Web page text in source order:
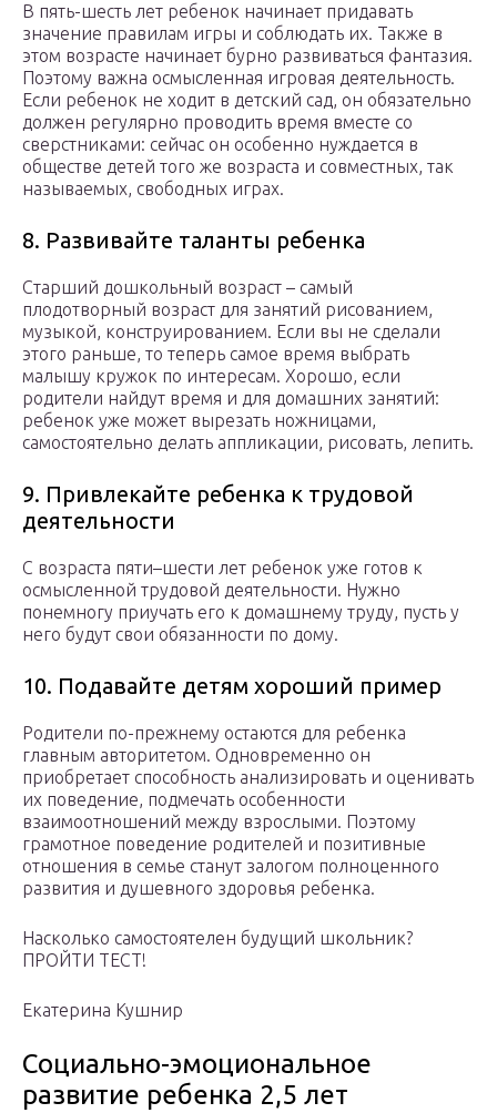
В пять-шесть лет ребенок начинает придавать
значение правилам игры и соблюдать их. Также в
этом возрасте начинает бурно развиваться фантазия.
Поэтому важна осмысленная игровая деятельность.
Если ребенок не ходит в детский сад, он обязательно
должен регулярно проводить время вместе со
сверстниками: сейчас он особенно нуждается в
обществе детей того же возраста и совместных, так
называемых, свободных играх.
8. Развивайте таланты ребенка
Старший дошкольный возраст – самый
плодотворный возраст для занятий рисованием,
музыкой, конструированием. Если вы не сделали
этого раньше, то теперь самое время выбрать
малышу кружок по интересам. Хорошо, если
родители найдут время и для домашних занятий:
ребенок уже может вырезать ножницами,
самостоятельно делать аппликации, рисовать, лепить.
9. Привлекайте ребенка к трудовой
деятельности
С возраста пяти–шести лет ребенок уже готов к
осмысленной трудовой деятельности. Нужно
понемногу приучать его к домашнему труду, пусть у
него будут свои обязанности по дому.
10. Подавайте детям хороший пример
Родители по-прежнему остаются для ребенка
главным авторитетом. Одновременно он
приобретает способность анализировать и оценивать
их поведение, подмечать особенности
взаимоотношений между взрослыми. Поэтому
грамотное поведение родителей и позитивные
отношения в семье станут залогом полноценного
развития и душевного здоровья ребенка.
Насколько самостоятелен будущий школьник?
ПРОЙТИ ТЕСТ!
Екатерина Кушнир
Социально-эмоциональное
развитие ребенка 2,5 лет